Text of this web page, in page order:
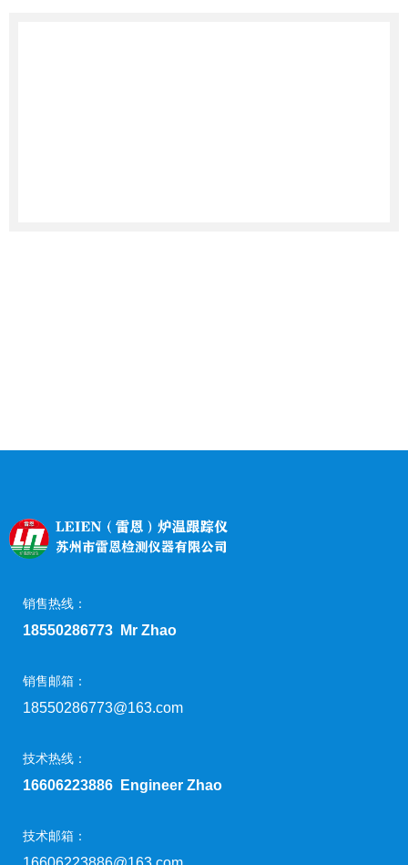
销售热线：
18550286773 Mr Zhao
销售邮箱：
18550286773@163.com
技术热线：
16606223886 Engineer Zhao
技术邮箱：